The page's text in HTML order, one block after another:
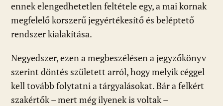
ennek elengedhetetlen feltétele egy, a mai kornak
megfelelő korszerű jegyértékesítő és beléptető
rendszer kialakítása.
Negyedszer, ezen a megbeszélésen a jegyzőkönyv
szerint döntés született arról, hogy melyik céggel
kell tovább folytatni a tárgyalásokat. Bár a felkért
szakértők – mert még ilyenek is voltak –